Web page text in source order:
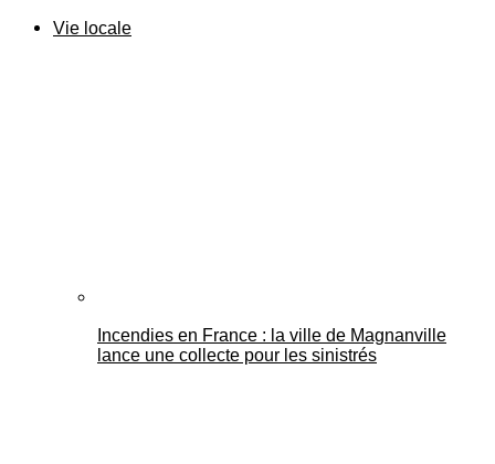
Vie locale
Incendies en France : la ville de Magnanville
lance une collecte pour les sinistrés